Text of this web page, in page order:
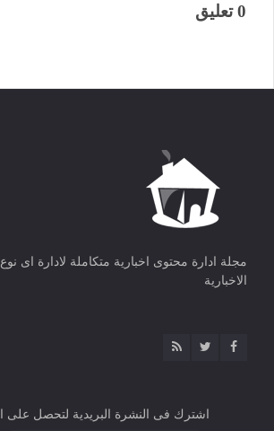
0 تعليق
مجلة ادارة محتوى اخبارية متكاملة لادارة اى
الاخبارية
اشترك فى النشرة البريدية لتحصل على